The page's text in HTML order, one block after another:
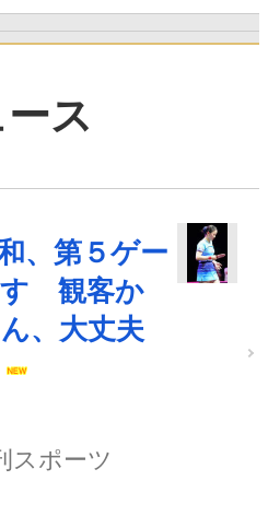
ス
、第５ゲー
す 観客か
、大丈夫
スポーツ